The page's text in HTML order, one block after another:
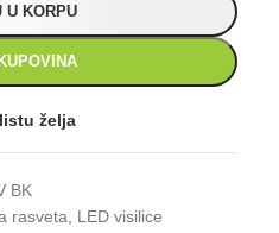
U KORPU
želja
BK
rasveta LED visilice